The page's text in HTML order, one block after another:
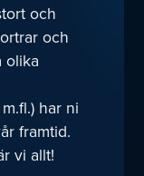
och
och
olika
har ni
framtid.
vi allt!